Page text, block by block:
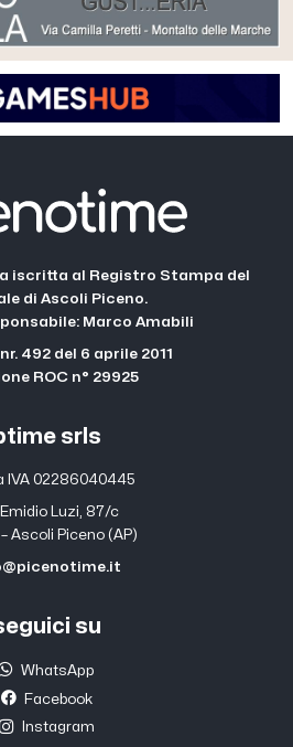
iscritta al Registro Stampa del
di Ascoli Piceno.
Marco Amabili
492 del 6 aprile 2011
ROC n° 29925
srls
IVA 02286040445
Luzi, 87/c
Ascoli Piceno (AP)
su
WhatsApp
Facebook
Instagram